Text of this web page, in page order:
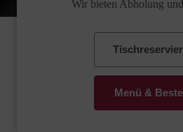
Wir bieten Abholung
Menü &